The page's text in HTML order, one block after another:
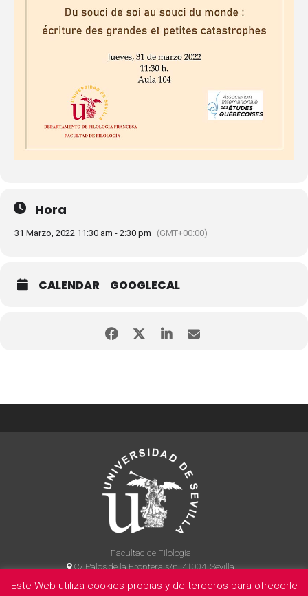
Hora
31 Marzo, 2022 11:30 am - 2:30 pm (GMT+00:00)
CALENDAR GOOGLECAL
Facultad de Filología
C/ Palos de la Frontera s/n, 41004, Sevilla
954 55 14 90
Este Web utiliza cookies propias y de terceros para ofrecerle